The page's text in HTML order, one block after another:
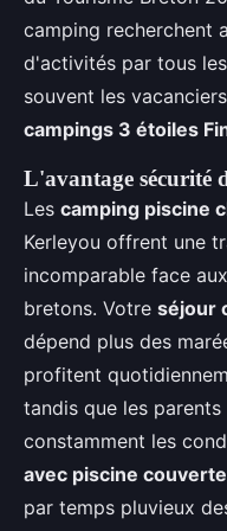
camping recherchent
d'activités par tous
souvent les
campings 3 étoiles
L'avantage sécurité
Les camping piscine
Kerleyou offrent une
incomparable face
bretons. Votre séjour
dépend plus des
profitent
tandis que les
constamment les
avec piscine
par temps pluvieux